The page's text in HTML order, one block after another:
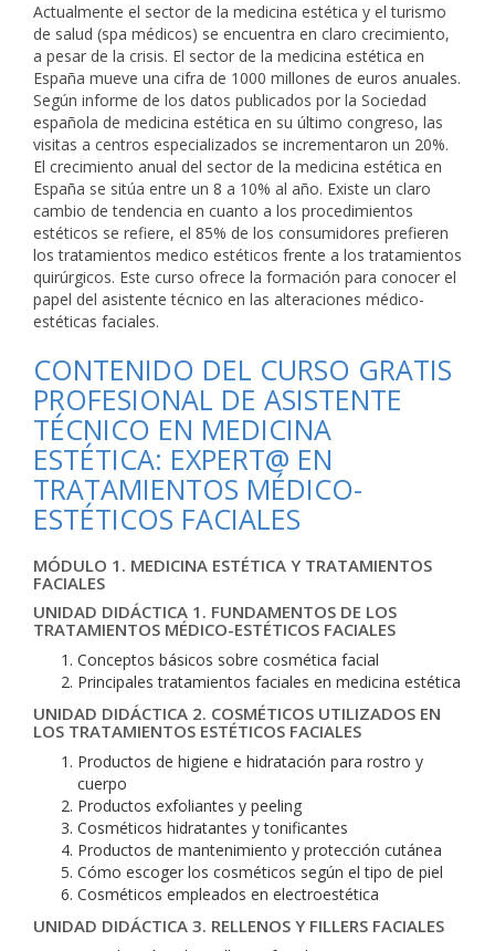
Actualmente el sector de la medicina estética y el turismo
de salud (spa médicos) se encuentra en claro crecimiento,
a pesar de la crisis. El sector de la medicina estética en
España mueve una cifra de 1000 millones de euros anuales.
Según informe de los datos publicados por la Sociedad
española de medicina estética en su último congreso, las
visitas a centros especializados se incrementaron un 20%.
El crecimiento anual del sector de la medicina estética en
España se sitúa entre un 8 a 10% al año. Existe un claro
cambio de tendencia en cuanto a los procedimientos
estéticos se refiere, el 85% de los consumidores prefieren
los tratamientos medico estéticos frente a los tratamientos
quirúrgicos. Este curso ofrece la formación para conocer el
papel del asistente técnico en las alteraciones médico-
estéticas faciales.
CONTENIDO DEL CURSO GRATIS
PROFESIONAL DE ASISTENTE
TÉCNICO EN MEDICINA
ESTÉTICA: EXPERT@ EN
TRATAMIENTOS MÉDICO-
ESTÉTICOS FACIALES
MÓDULO 1. MEDICINA ESTÉTICA Y TRATAMIENTOS
FACIALES
UNIDAD DIDÁCTICA 1. FUNDAMENTOS DE LOS
TRATAMIENTOS MÉDICO-ESTÉTICOS FACIALES
Conceptos básicos sobre cosmética facial
Principales tratamientos faciales en medicina estética
UNIDAD DIDÁCTICA 2. COSMÉTICOS UTILIZADOS EN
LOS TRATAMIENTOS ESTÉTICOS FACIALES
Productos de higiene e hidratación para rostro y
cuerpo
Productos exfoliantes y peeling
Cosméticos hidratantes y tonificantes
Productos de mantenimiento y protección cutánea
Cómo escoger los cosméticos según el tipo de piel
Cosméticos empleados en electroestética
UNIDAD DIDÁCTICA 3. RELLENOS Y FILLERS FACIALES